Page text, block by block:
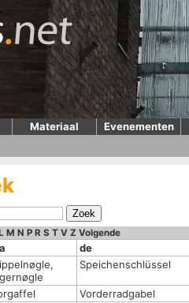
Materiaal Evenementen
M N P R S T V Z Volgende
de
Speichenschlüssel
Vorderradgabel